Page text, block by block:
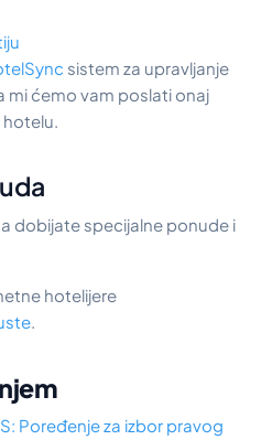
sistem za upravljanje
a mi ćemo vam poslati onaj
dobijate specijalne ponude i
hotelijere
.
Poređenje za izbor pravog